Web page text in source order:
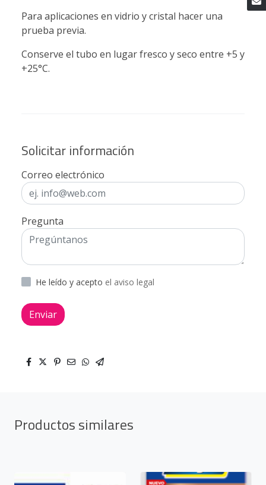
Para aplicaciones en vidrio y cristal hacer una
prueba previa.
Conserve el tubo en lugar fresco y seco entre +5 y
+25°C.
Solicitar información
Correo electrónico
Pregunta
He leído y acepto el aviso legal
Enviar
Productos similares